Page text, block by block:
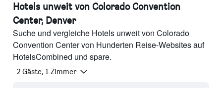
Hotels unweit von Colorado Convention
Center, Denver
Suche und vergleiche Hotels unweit von Colorado
Convention Center von Hunderten Reise-Websites auf
HotelsCombined und spare.
2 Gäste, 1 Zimmer